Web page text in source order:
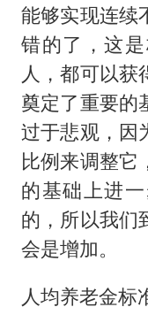
能够实现连续
错的了，这
人，都可以获
奠定了重要的
过于悲观，因
比例来调整它
的基础上进
的，所以我们
会是增加。
人均养老金标